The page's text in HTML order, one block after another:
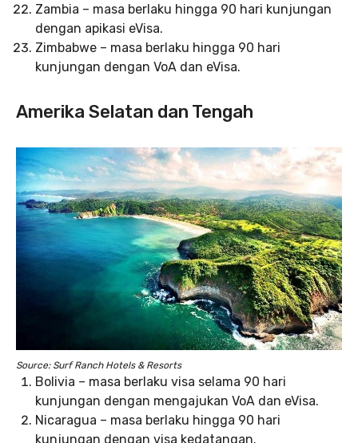
Zambia – masa berlaku hingga 90 hari kunjungan
dengan apikasi eVisa.
Zimbabwe – masa berlaku hingga 90 hari
kunjungan dengan VoA dan eVisa.
Amerika Selatan dan Tengah
Source: Surf Ranch Hotels & Resorts
Bolivia – masa berlaku visa selama 90 hari
kunjungan dengan mengajukan VoA dan eVisa.
Nicaragua – masa berlaku hingga 90 hari
kunjungan dengan visa kedatangan.